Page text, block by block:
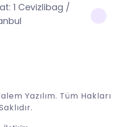
1 Cevizlibag /
Yazılım. Tüm Hakları